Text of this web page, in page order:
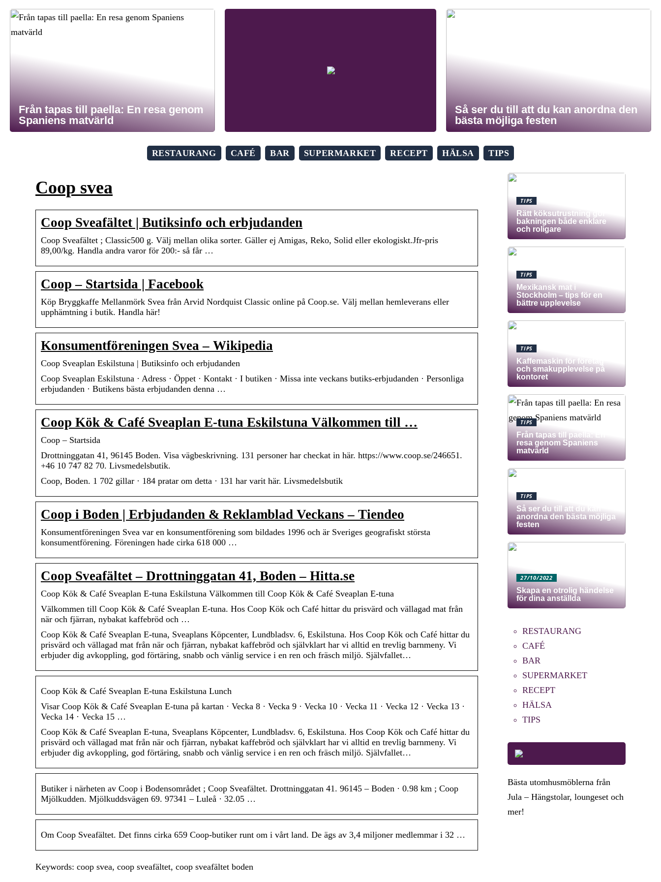
Från tapas till paella: En resa genom
Spaniens matvärld
Så ser du till att du kan anordna den
bästa möjliga festen
RESTAURANG CAFÉ BAR SUPERMARKET RECEPT HÄLSA TIPS
Coop svea
Coop Sveafältet | Butiksinfo och erbjudanden
Coop Sveafältet ; Classic500 g. Välj mellan olika sorter. Gäller ej Amigas, Reko, Solid eller ekologiskt.Jfr-pris
89,00/kg. Handla andra varor för 200:- så får …
Coop – Startsida | Facebook
Köp Bryggkaffe Mellanmörk Svea från Arvid Nordquist Classic online på Coop.se. Välj mellan hemleverans eller
upphämtning i butik. Handla här!
Konsumentföreningen Svea – Wikipedia
Coop Sveaplan Eskilstuna | Butiksinfo och erbjudanden
Coop Sveaplan Eskilstuna · Adress · Öppet · Kontakt · I butiken · Missa inte veckans butiks-erbjudanden · Personliga
erbjudanden · Butikens bästa erbjudanden denna …
Coop Kök & Café Sveaplan E-tuna Eskilstuna Välkommen till …
Coop – Startsida
Drottninggatan 41, 96145 Boden. Visa vägbeskrivning. 131 personer har checkat in här. https://www.coop.se/246651.
+46 10 747 82 70. Livsmedelsbutik.
Coop, Boden. 1 702 gillar · 184 pratar om detta · 131 har varit här. Livsmedelsbutik
Coop i Boden | Erbjudanden & Reklamblad Veckans – Tiendeo
Konsumentföreningen Svea var en konsumentförening som bildades 1996 och är Sveriges geografiskt största
konsumentförening. Föreningen hade cirka 618 000 …
Coop Sveafältet – Drottninggatan 41, Boden – Hitta.se
Coop Kök & Café Sveaplan E-tuna Eskilstuna Välkommen till Coop Kök & Café Sveaplan E-tuna
Välkommen till Coop Kök & Café Sveaplan E-tuna. Hos Coop Kök och Café hittar du prisvärd och vällagad mat från
när och fjärran, nybakat kaffebröd och …
Coop Kök & Café Sveaplan E-tuna, Sveaplans Köpcenter, Lundbladsv. 6, Eskilstuna. Hos Coop Kök och Café hittar du
prisvärd och vällagad mat från när och fjärran, nybakat kaffebröd och självklart har vi alltid en trevlig barnmeny. Vi
erbjuder dig avkoppling, god förtäring, snabb och vänlig service i en ren och fräsch miljö. Självfallet…
Coop Kök & Café Sveaplan E-tuna Eskilstuna Lunch
Visar Coop Kök & Café Sveaplan E-tuna på kartan · Vecka 8 · Vecka 9 · Vecka 10 · Vecka 11 · Vecka 12 · Vecka 13 ·
Vecka 14 · Vecka 15 …
Coop Kök & Café Sveaplan E-tuna, Sveaplans Köpcenter, Lundbladsv. 6, Eskilstuna. Hos Coop Kök och Café hittar du
prisvärd och vällagad mat från när och fjärran, nybakat kaffebröd och självklart har vi alltid en trevlig barnmeny. Vi
erbjuder dig avkoppling, god förtäring, snabb och vänlig service i en ren och fräsch miljö. Självfallet…
Butiker i närheten av Coop i Bodensområdet ; Coop Sveafältet. Drottninggatan 41. 96145 – Boden · 0.98 km ; Coop
Mjölkudden. Mjölkuddsvägen 69. 97341 – Luleå · 32.05 …
Om Coop Sveafältet. Det finns cirka 659 Coop-butiker runt om i vårt land. De ägs av 3,4 miljoner medlemmar i 32 …
Keywords: coop svea, coop sveafältet, coop sveafältet boden
TIPS
Rätt köksutrustning gör
bakningen både enklare
och roligare
TIPS
Mexikansk mat i
Stockholm – tips för en
bättre upplevelse
TIPS
Kaffemaskin för företag
och smakupplevelse på
kontoret
TIPS
Från tapas till paella: En
resa genom Spaniens
matvärld
TIPS
Så ser du till att du kan
anordna den bästa möjliga
festen
27/10/2022
Skapa en otrolig händelse
för dina anställda
RESTAURANG
CAFÉ
BAR
SUPERMARKET
RECEPT
HÄLSA
TIPS
Bästa utomhusmöblerna från
Jula – Hängstolar, loungeset och
mer!